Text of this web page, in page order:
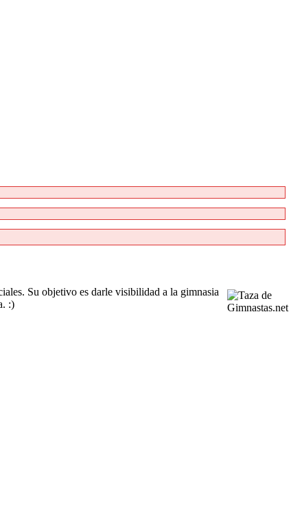
Su objetivo es darle visibilidad a la gimnasia
:)